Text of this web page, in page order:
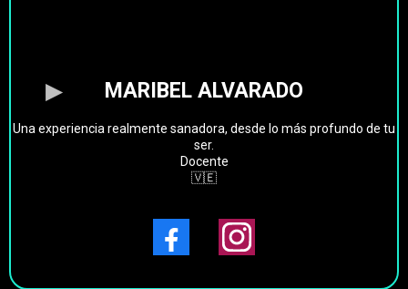
MARIBEL ALVARADO
Una experiencia realmente sanadora, desde lo más profundo de tu
ser.
Docente
🇻🇪